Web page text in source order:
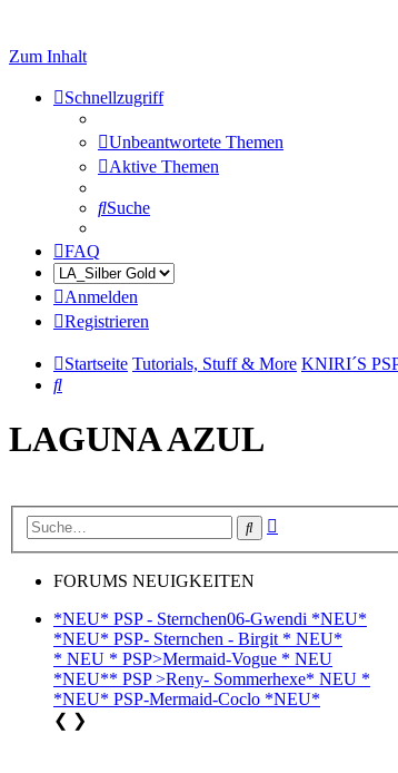
Zum Inhalt
Schnellzugriff
Unbeantwortete Themen
Aktive Themen
Suche
FAQ
Anmelden
Registrieren
Startseite Tutorials, Stuff & More KNIRI´S
Suche
LAGUNA AZUL
Suche
FORUMS NEUIGKEITEN
*NEU* PSP - Sternchen06-Gwendi *NEU*
*NEU* PSP- Sternchen - Birgit * NEU*
* NEU * PSP>Mermaid-Vogue * NEU
*NEU** PSP >Reny- Sommerhexe* NEU *
*NEU* PSP-Mermaid-Coclo *NEU*
❮ ❯